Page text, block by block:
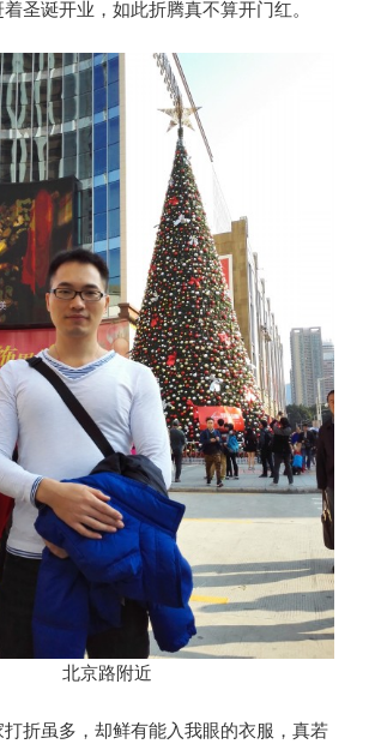
圣诞开业，如此折腾真不算开门红。
北京路附近
折虽多，却鲜有能入我眼的衣服，真若